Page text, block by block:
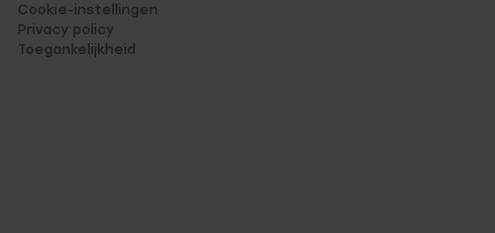
Cookie-instellingen
Privacy policy
Toegankelijkheid